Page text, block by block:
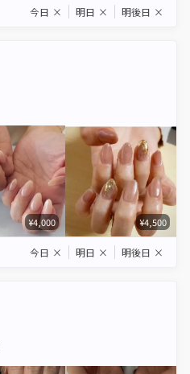
今日 × 明日 × 明後日 ×
¥4,000 ¥4,500
今日 × 明日 × 明後日 ×